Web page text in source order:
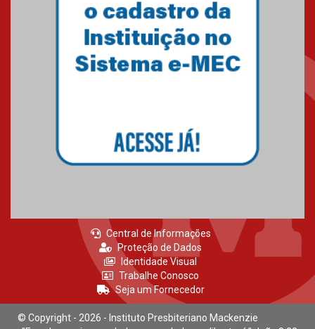
27.02.2026
Central de Informações
Proteção de Dados
Identidade Visual
Trabalhe Conosco
Seja um Fornecedor
© Copyright - 2026 - Instituto Presbiteriano Mackenzie